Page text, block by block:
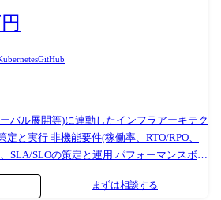
の部分は少ないです。 今後もキャリアパス
ら切り開きたい」と思える方にご参画いた
ジェ
(NumPy, pandas, Matplotlib, seaborn, plotly,
statsmodelsm, OPTUNA, SHAP,
TensorFlow, Hugging Face, OpenAI,
●社内活動 エンジニアリ
動を通じて技術的成長やエンゲージメン
チャの整理・品質統制の仕組みづくり 監
の自動化・高度化 テスト戦略の策定やリ
改善 技術広報・採用活動を通じた対外発信
ントと貢献を期待しています。 すべての活
姿勢で取り組むことにやり甲斐をを感じ
ダクトとドメインに深く入り込み、高い解
に向き合う ビジネスと開発などの垣根を
ーとの越境コミュニケーション ソフトウ
GitHub
バル展開等)に連動したインフラアーキテク
と実行 非機能要件(稼働率、RTO/RPO、
SLA/SLOの策定と運用 パフォーマンスボト
クラウドインフラのコスト最適化と投資
ムが自律して開発・運用できる基盤の整備
まずは相談する